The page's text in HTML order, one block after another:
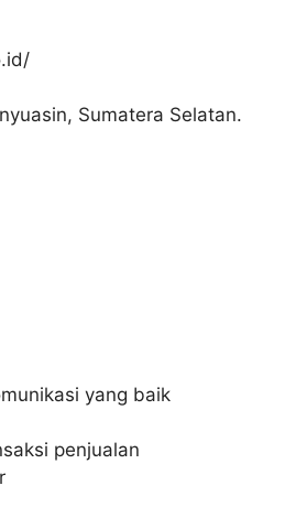
Sumatera Selatan.
yang baik
penjualan